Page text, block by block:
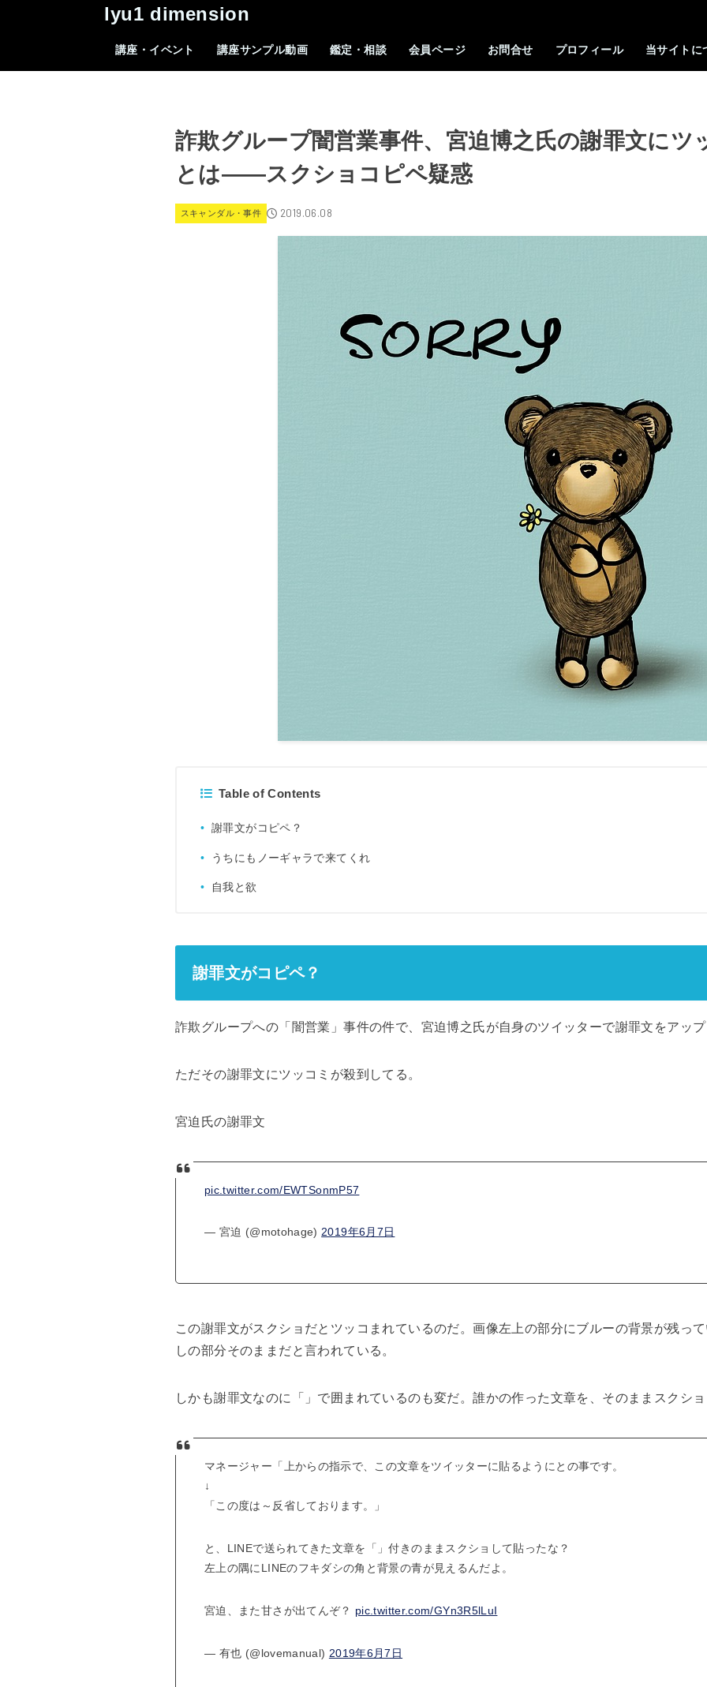
lyu1 dimension
講座・イベント 講座サンプル動画 鑑定・相談 会員ページ お問合せ プロフィール 当サイトに
詐欺グループ闇営業事件、宮迫博之氏の謝罪文にツ
とは――スクショコピペ疑惑
スキャンダル・事件 2019.06.08
Table of Contents
謝罪文がコピペ？
うちにもノーギャラで来てくれ
自我と欲
謝罪文がコピペ？
詐欺グループへの「闇営業」事件の件で、宮迫博之氏が自身のツイッターで謝罪文をアッ
ただその謝罪文にツッコミが殺到してる。
宮迫氏の謝罪文
pic.twitter.com/EWTSonmP57
— 宮迫 (@motohage)2019年6月7日
この謝罪文がスクショだとツッコまれているのだ。画像左上の部分にブルーの背景が残っ
しの部分そのままだと言われている。
しかも謝罪文なのに「」で囲まれているのも変だ。誰かの作った文章を、そのままスクシ
マネージャー「上からの指示で、この文章をツイッターに貼るようにとの事です。
↓
「この度は～反省しております。」
と、LINEで送られてきた文章を「」付きのままスクショして貼ったな？
左上の隅にLINEのフキダシの角と背景の青が見えるんだよ。
宮迫、また甘さが出てんぞ？ pic.twitter.com/GYn3R5lLuI
— 有也 (@lovemanual) 2019年6月7日